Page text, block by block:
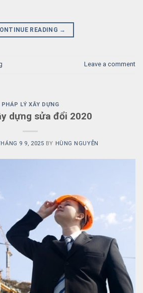
READING →
Leave a comment
PHÁP LÝ XÂY DỰNG
dựng sửa đổi 2020
9 9, 2025 BY HÙNG NGUYỄN